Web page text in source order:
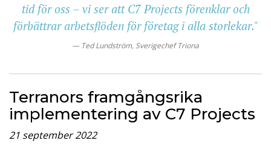
tid för oss – vi ser att C7 Projects förenklar och
förbättrar arbetsflöden för företag i alla storlekar."
Ted Lundström, Sverigechef Triona
Terranors framgångsrika
implementering av C7 Projects
21 september 2022